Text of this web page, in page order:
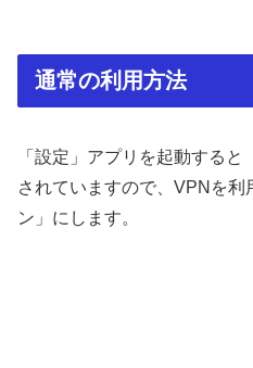
通常の利用方法
「設定」アプリを起動する
されていますので、VPNを
ン」にします。